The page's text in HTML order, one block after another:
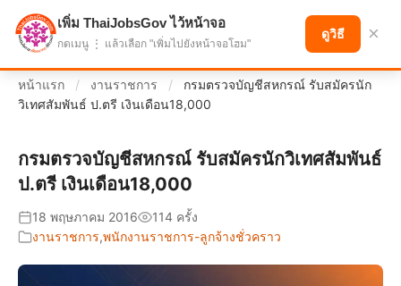
แบ่งปันโอกาส เพื่ออนาคตที่ก้าวหน้า
หน้าแรก / งานราชการ /
กรมตรวจบัญชีสหกรณ์ รับสมัครนัก
วิเทศสัมพันธ์ ป.ตรี เงินเดือน18,000
กรมตรวจบัญชีสหกรณ์ รับสมัครนักวิเทศสัมพันธ์
ป.ตรี เงินเดือน18,000
18 พฤษภาคม 2016
114 ครั้ง
งานราชการ,พนักงานราชการ-ลูกจ้างชั่วคราว
เพิ่ม ThaiJobsGov ไว้หน้าจอ
กดเมนู ⋮ แล้วเลือก "เพิ่มไปยังหน้าจอโฮม"
ดูวิธี ×